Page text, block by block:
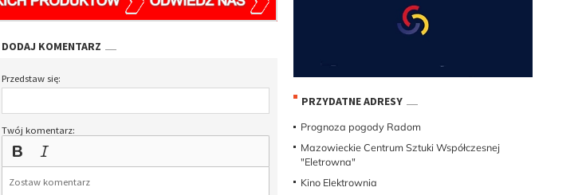
DODAJ KOMENTARZ
Przedstaw się:
Twój komentarz:
PRZYDATNE ADRESY
Prognoza pogody Radom
Mazowieckie Centrum Sztuki Współczesnej
"Eletrowna"
Kino Elektrownia